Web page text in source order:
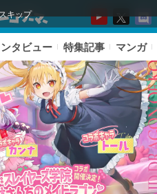
キップ
タビュー 特集記事 マンガ